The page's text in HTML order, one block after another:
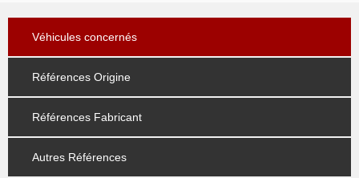
Véhicules concernés
Références Origine
Références Fabricant
Autres Références